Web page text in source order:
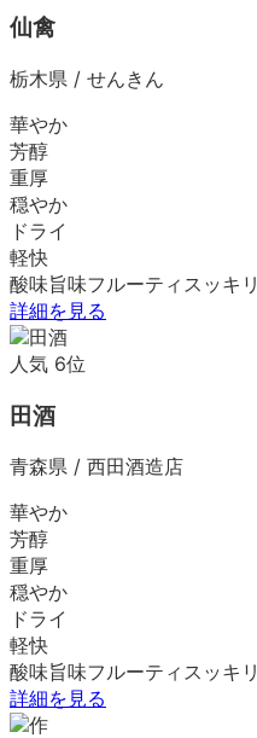
仙禽
栃木県 / せんきん
華やか
芳醇
重厚
穏やか
ドライ
軽快
酸味旨味フルーティ スッキリ
詳細を見る
人気 6位
田酒
青森県 / 西田酒造店
華やか
芳醇
重厚
穏やか
ドライ
軽快
酸味旨味フルーティ スッキリ
詳細を見る